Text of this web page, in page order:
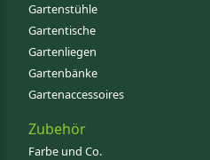
Gartenstühle
Gartentische
Gartenliegen
Gartenbänke
Gartenaccessoires
Zubehör
Farbe und Co.